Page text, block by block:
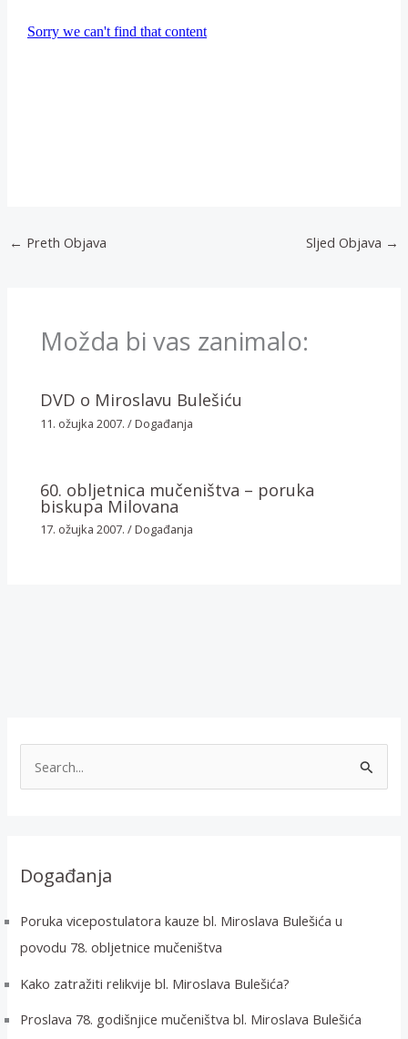
← Preth Objava Sljed Objava →
Možda bi vas zanimalo:
DVD o Miroslavu Bulešiću
11. ožujka 2007./Događanja
60. obljetnica mučeništva – poruka
biskupa Milovana
17. ožujka 2007./Događanja
:Događanja
Poruka vicepostulatora kauze bl. Miroslava Bulešića u
povodu 78. obljetnice mučeništva
Kako zatražiti relikvije bl. Miroslava Bulešića?
Proslava 78. godišnjice mučeništva bl. Miroslava Bulešića